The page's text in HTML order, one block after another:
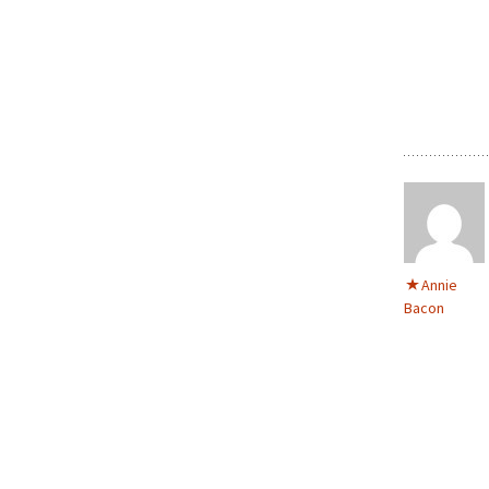
Annie
Bacon